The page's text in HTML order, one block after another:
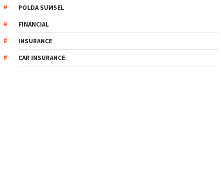
POLDA SUMSEL
FINANCIAL
INSURANCE
CAR INSURANCE